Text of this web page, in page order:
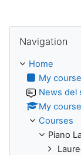
Navigation
Home
My
News del
My
Courses
Piano